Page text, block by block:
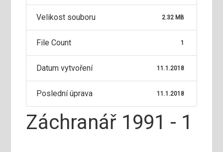
Velikost souboru 2.32 MB
File Count 1
Datum vytvoření 11.1.2018
Poslední úprava 11.1.2018
Záchranář 1991 - 1